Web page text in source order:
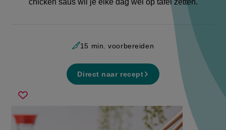
15 min. voorbereiden
Direct naar recept
Sla
op
kung
chicken